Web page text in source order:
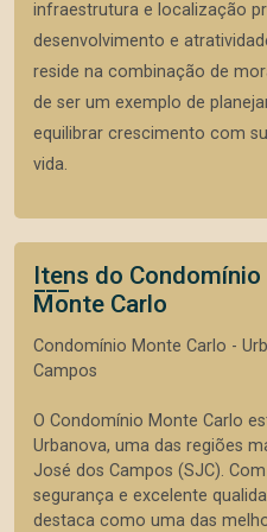
infraestrutura e localização
desenvolvimento e
reside na combinação de
de ser um exemplo de
equilibrar crescimento com
vida.
Itens do Condomínio
Monte Carlo
Condomínio Monte Carlo -
Campos
O Condomínio Monte Carlo
Urbanova, uma das regiões
José dos Campos (SJC).
segurança e excelente
destaca como uma das